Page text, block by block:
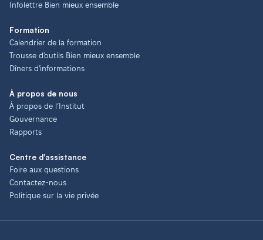
Infolettre Bien mieux ensemble
Formation
Calendrier de la formation
Trousse d'outils Bien mieux ensemble
Dîners d'informations
À propos de nous
À propos de l’Institut
Gouvernance
Rapports
Centre d'assistance
Foire aux questions
Contactez-nous
Politique sur la vie privée